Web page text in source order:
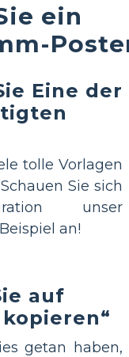
ein
Eine der
tolle Vorlagen
Sie sich
unser
an!
auf
getan haben,